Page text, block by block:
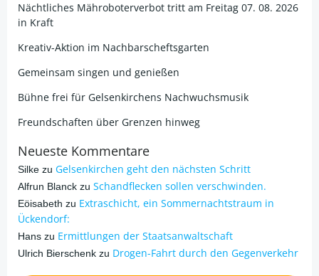
Nächtliches Mähroboterverbot tritt am Freitag 07. 08. 2026
in Kraft
Kreativ-Aktion im Nachbarscheftsgarten
Gemeinsam singen und genießen
Bühne frei für Gelsenkirchens Nachwuchsmusik
Freundschaften über Grenzen hinweg
Neueste Kommentare
Silke zu Gelsenkirchen geht den nächsten Schritt
Alfrun Blanck zu Schandflecken sollen verschwinden.
Eöisabeth zu Extraschicht, ein Sommernachtstraum in
Ückendorf:
Hans zu Ermittlungen der Staatsanwaltschaft
Ulrich Bierschenk zu Drogen-Fahrt durch den Gegenverkehr